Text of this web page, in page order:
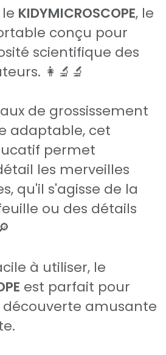
KIDYMICROSCOPE, le
conçu pour
scientifique des
👩‍🔬🔬
de grossissement
adaptable, cet
permet
les merveilles
qu'il s'agisse de la
ou des détails
à utiliser, le
est parfait pour
découverte amusante